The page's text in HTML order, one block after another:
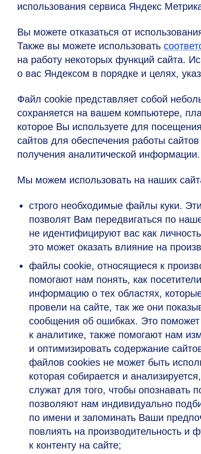
использования сервиса Яндекс
Вы можете отказаться от
Также вы можете использовать
на работу некоторых функций сайта.
о вас Яндексом в порядке и целях,
Файл cookie представляет собой
сохраняется на вашем компьютере,
которое Вы используете для
сайтов для обеспечения работы
получения аналитической информации.
Мы можем использовать на наших
строго необходимые файлы куки.
позволят Вам передвигаться по
не идентифицируют вас как
это может оказать влияние на
файлы cookie, относящиеся к
помогают нам понять, как
информацию о тех областях,
провели на сайте, так же они
сообщения об ошибках. Это
к аналитике, также помогают нам
и оптимизировать содержание
файлов cookies не может быть
которая собирается и
служат для того, чтобы
позволяют нам индивидуально
по имени и запоминать Ваши
повлиять на производительность и
к контенту на сайте;